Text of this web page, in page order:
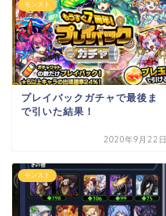
モンスト
プレイバックガチャで最後ま
で引いた結果！
2020年9月22日
モンスト